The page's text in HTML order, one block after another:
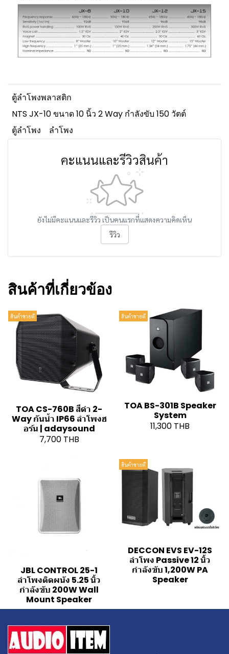
ตู้ลำโพงพลาสติก
NTS JX-10 ขนาด 10 นิ้ว 2 Way กำลังขับ 150 วัตต์
ตู้ลำโพง
ลำโพง
คะแนนและรีวิวสินค้า
ยังไม่มีคะแนนและรีวิว เป็นคนแรกที่แสดงความคิดเห็น
รีวิว
สินค้าที่เกี่ยวข้อง
สินค้าขายดี
TOA CS-760B สีดำ 2-
Way กันน้ำ IP66 ลำโพงฮ
อร์น | adaysound
7,700 THB
สินค้าขายดี
TOA BS-301B Speaker
System
11,300 THB
JBL CONTROL 25-1
ลำโพงติดผนัง 5.25 นิ้ว
กำลังขับ 200W Wall
Mount Speaker
สินค้าขายดี
DECCON EVS EV-12S
ลำโพง Passive 12 นิ้ว
กำลังขับ 1,200W PA
Speaker